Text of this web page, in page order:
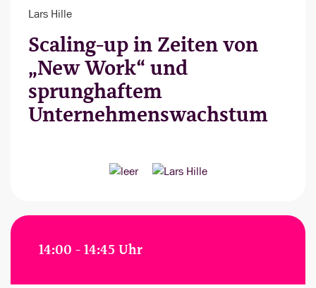
Lars Hille
Scaling-up in Zeiten von
„New Work“ und
sprunghaftem
Unternehmenswachstum
14:00 - 14:45 Uhr